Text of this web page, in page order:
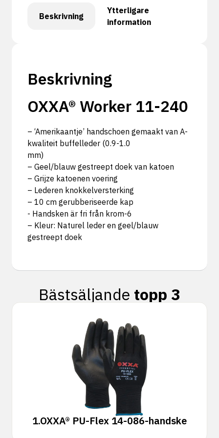
Beskrivning
Ytterligare
information
Beskrivning
OXXA® Worker 11-240
– ‘Amerikaantje’ handschoen gemaakt van A-
kwaliteit buffelleder (0.9-1.0
mm)
– Geel/blauw gestreept doek van katoen
– Grijze katoenen voering
– Lederen knokkelversterking
– 10 cm gerubberiseerde kap
- Handsken är fri från krom-6
– Kleur: Naturel leder en geel/blauw
gestreept doek
Bästsäljande topp 3
1.OXXA® PU-Flex 14-086-handske